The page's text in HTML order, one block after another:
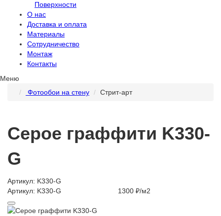
Поверхности
О нас
Доставка и оплата
Материалы
Сотрудничество
Монтаж
Контакты
Меню
Фотообои на стену
Стрит-арт
Серое граффити K330-
G
Артикул: K330-G
Артикул: K330-G
1300 ₽/м2